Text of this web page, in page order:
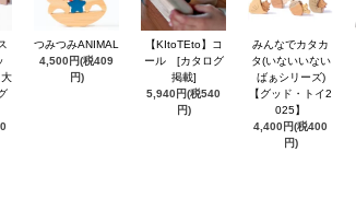
つみつみANIMAL
4,500円(税409
円)
【KItoTEto】コ
ール [カタログ
掲載]
5,940円(税540
円)
みんなでカタカ
タ(いないいない
ばぁシリーズ)
【グッド・トイ2
025】
4,400円(税400
円)